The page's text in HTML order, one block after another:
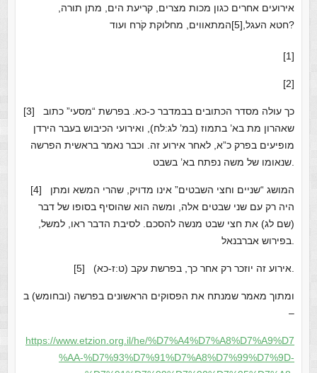
אירועים אחרים כגון מכות מצרים, קריעת הים, מתן תורה,
חטא העגל,[5]המתאווים, מחלוקת קֹרח ועוד?
[1]
[2]
[3] כך עולה מסדר הכתובים בבמדבר כ-כא. בפרשת “מסעי” כתוב
שאהרון מת בא’ בתמוז (במ’ לג:לח), ואירועי הכיבוש בעבר הירדן
מופיעים בפרק כ”א, לאחר אירוע זה. וכבר נאמר בראשית הפרשה
[4] המושג “שניים וחצי השבטים” אינו מדויק, שהרי המשא ומתן
היה רק עם שני שבטים אלה, ומשה הוא שהוסיף בסופו של דבר
(שם לג) את חצי שבט מנשה להסכם. לסיבת הדבר ראו, למשל,
ומתוך מאמר שמנתח את הפסוקים הראשונים בפרשה (ובחומש) ב
–
https://www.etzion.org.il/he/%D7%A4%D7%A8%D7%A9%D7
%AA-%D7%93%D7%91%D7%A8%D7%99%D7%9D-